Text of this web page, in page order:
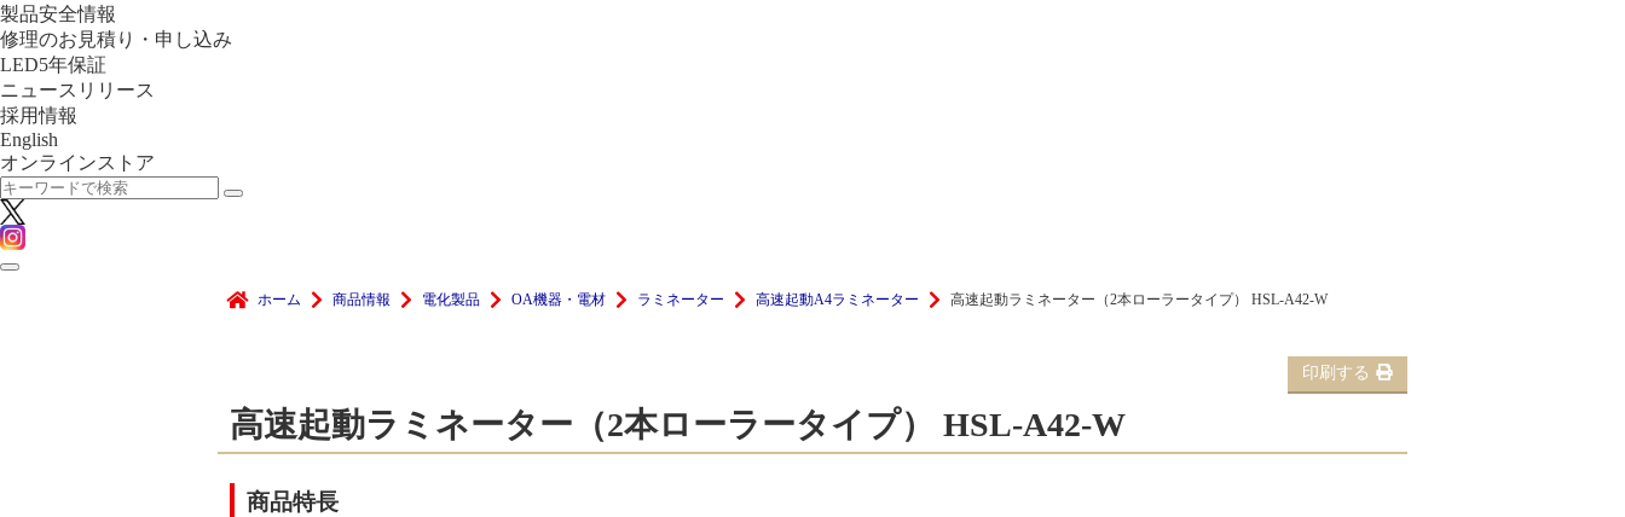
製品安全情報
修理のお見積り・申し込み
LED5年保証
ニュースリリース
採用情報
English
オンラインストア
ホーム 商品情報 電化製品 OA機器・電材 ラミネーター 高速起動A4ラミネーター 高速起動ラミネーター（2本ローラータイプ） HSL-A42-W
印刷する
高速起動ラミネーター（2本ローラータイプ） HSL-A42-W
商品特長